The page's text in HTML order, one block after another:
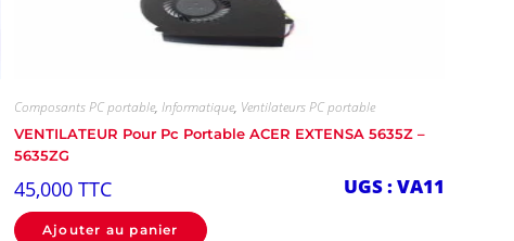
UGS : VA11
Composants PC portable,Informatique, Ventilateurs PC portable
VENTILATEUR Pour Pc Portable ACER EXTENSA 5635Z –
5635ZG
45,000TTC
Ajouter au panier